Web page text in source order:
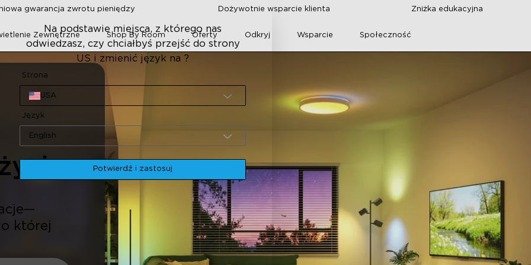
gwarancja zwrotu pieniędzy Dożywotnie wsparcie klienta Zniżka edukacyjna
Zewnętrzne Shop By Room Oferty Odkryj Wsparcie Społeczność
której
Na podstawie miejsca, z którego nas
odwiedzasz, czy chciałbyś przejść do strony
US i zmienić język na ?
Strona
USA
Język
English
Potwierdź i zastosuj